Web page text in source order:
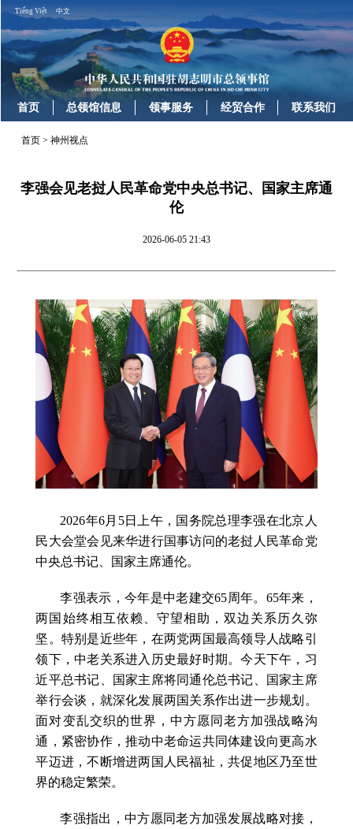
Tiếng Việt 中文
首页 总领馆信息 领事服务 经贸合作 联系我们
首页 >神州视点
李强会见老挝人民革命党中央总书记、国家主席通
伦
2026-06-05 21:43
2026年6月5日上午，国务院总理李强在北京人
民大会堂会见来华进行国事访问的老挝人民革命党
中央总书记、国家主席通伦。
李强表示，今年是中老建交65周年。65年来，
两国始终相互依赖、守望相助，双边关系历久弥
坚。特别是近些年，在两党两国最高领导人战略引
领下，中老关系进入历史最好时期。今天下午，习
近平总书记、国家主席将同通伦总书记、国家主席
举行会谈，就深化发展两国关系作出进一步规划。
面对变乱交织的世界，中方愿同老方加强战略沟
通，紧密协作，推动中老命运共同体建设向更高水
平迈进，不断增进两国人民福祉，共促地区乃至世
界的稳定繁荣。
李强指出，中方愿同老方加强发展战略对接，